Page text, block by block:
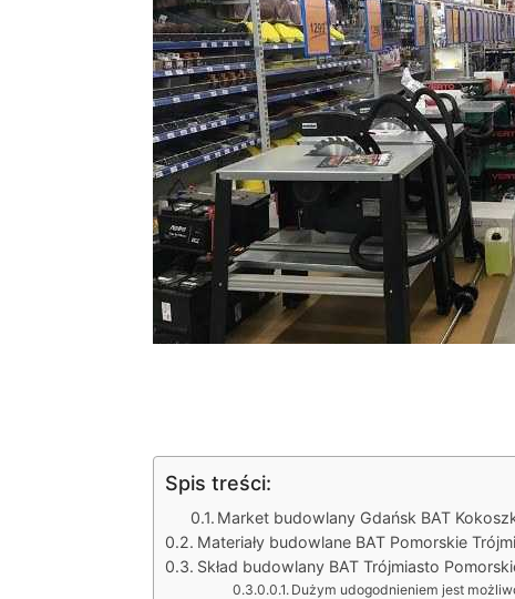
Spis treści:
Market budowlany Gdańsk BAT
Materiały budowlane BAT Pomorskie
Skład budowlany BAT Trójmiasto
Dużym udogodnieniem jest